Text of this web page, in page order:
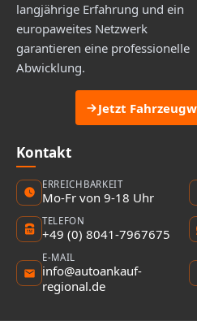
langjährige Erfahrung und ein
europaweites Netzwerk
garantieren eine professionelle
Abwicklung.
Jetzt
Kontakt
ERREICHBARKEIT
Mo-Fr von 9-18 Uhr
TELEFON
+49 (0) 8041-7967675
E-MAIL
info@autoankauf-
regional.de